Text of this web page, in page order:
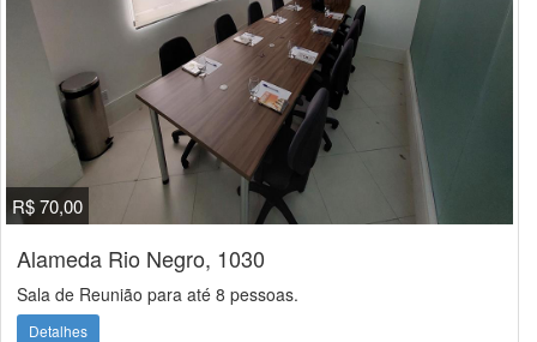
R$ 70,00
Alameda Rio Negro, 1030
Sala de Reunião para até 8 pessoas.
Detalhes